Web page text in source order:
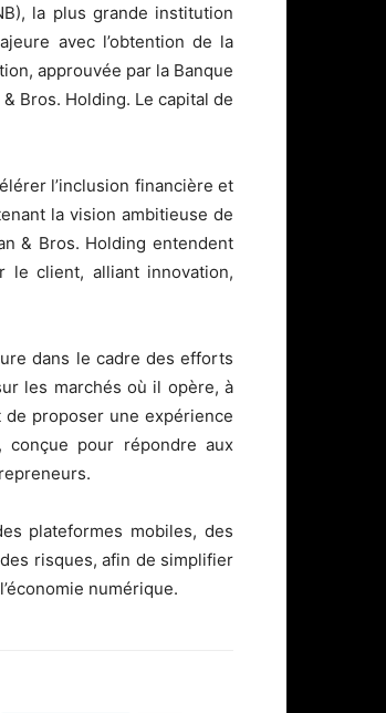
la plus grande institution
avec l’obtention de la
approuvée par la Banque
Bros. Holding. Le capital de
l’inclusion financière et
la vision ambitieuse de
& Bros. Holding entendent
le client, alliant innovation,
dans le cadre des efforts
les marchés où il opère, à
proposer une expérience
pour répondre aux
plateformes mobiles, des
risques, afin de simplifier
numérique.